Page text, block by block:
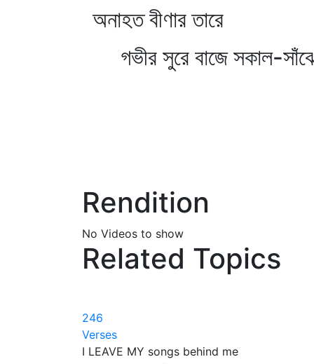
অনাহত বীণার তারে
গভীর সুরে বাজে সকাল-
Rendition
No Videos to show
Related Topics
246
Verses
I LEAVE MY songs behind me